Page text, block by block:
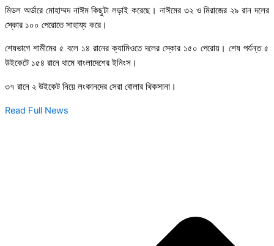
মিডল অর্ডারে মোহাম্মদ নাঈম কিছুটা লড়াই করেছে। নাঈমের ৩২ ও মিরাজের ২৯ রান দলের
স্কোর ১০০ পেরোতে সাহায্য করে।
শেষভাগে শামীমের ৫ বলে ১৪ রানের ক্যামিওতে দলের স্কোর ১৫০ পেরোয়। শেষ পর্যন্ত ৫
উইকেটে ১৫৪ রানে থামে বাংলাদেশের ইনিংস।
৩৭ রানে ২ উইকেট নিয়ে লংকানদের সেরা বোলার থিকসানা।
Read Full News